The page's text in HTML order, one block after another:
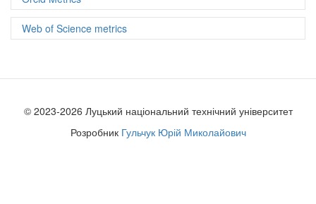
Web of Science metrics
© 2023-2026 Луцький національний технічний університет
Розробник Гульчук Юрій Миколайович